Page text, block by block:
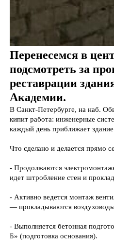
Перенесемся в
подсмотреть за
реставрации
Академии.
В Санкт-Петербурге, на наб.
кипит работа: инженерные
каждый день приближает
Что сделано и делается прямо
- Продолжаются
идет штробление стен и
- Активно ведется монтаж
— прокладываются
- Выполняется бетонная
Б» (подготовка основания).
© 2007–2026
ООО «Группа Спектр»
О
+7 (8112) 72-72-
Политика
странца в vk
+7 (812) 448-55-